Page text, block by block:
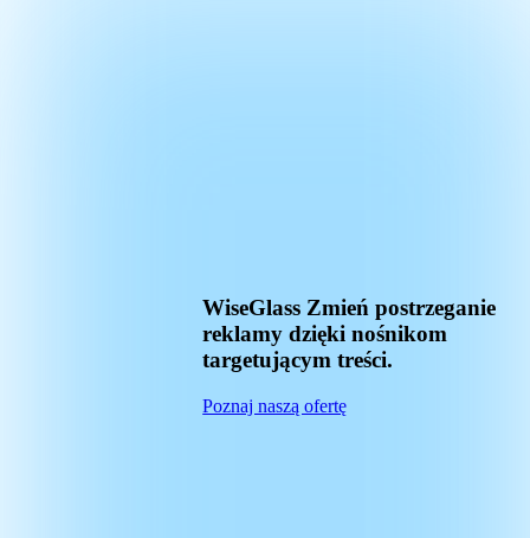
WiseGlass Zmień postrzeganie
reklamy dzięki nośnikom
targetującym treści.
Poznaj naszą ofertę